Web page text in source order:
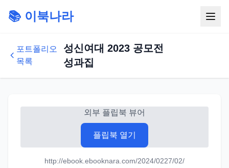
📚 이북나라
포트폴리오
목록
성신여대 2023 공모전
성과집
외부 플립북 뷰어
플립북 열기
http://ebook.ebooknara.com/2024/0227/02/